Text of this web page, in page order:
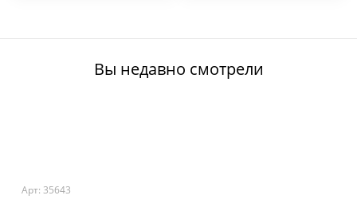
Вы недавно смотрели
Арт: 35643